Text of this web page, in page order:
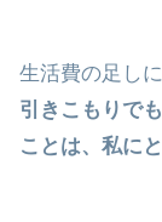
生活費の足し
引きこもりで
ことは、私に